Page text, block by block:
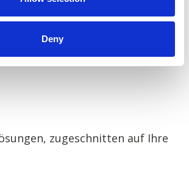
Deny
nachhaltige Lösungen
zugeschnitten auf Ihre